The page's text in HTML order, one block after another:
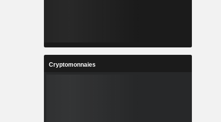
Cryptomonnaies